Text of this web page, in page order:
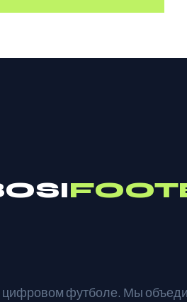
цифровом футболе. Мы